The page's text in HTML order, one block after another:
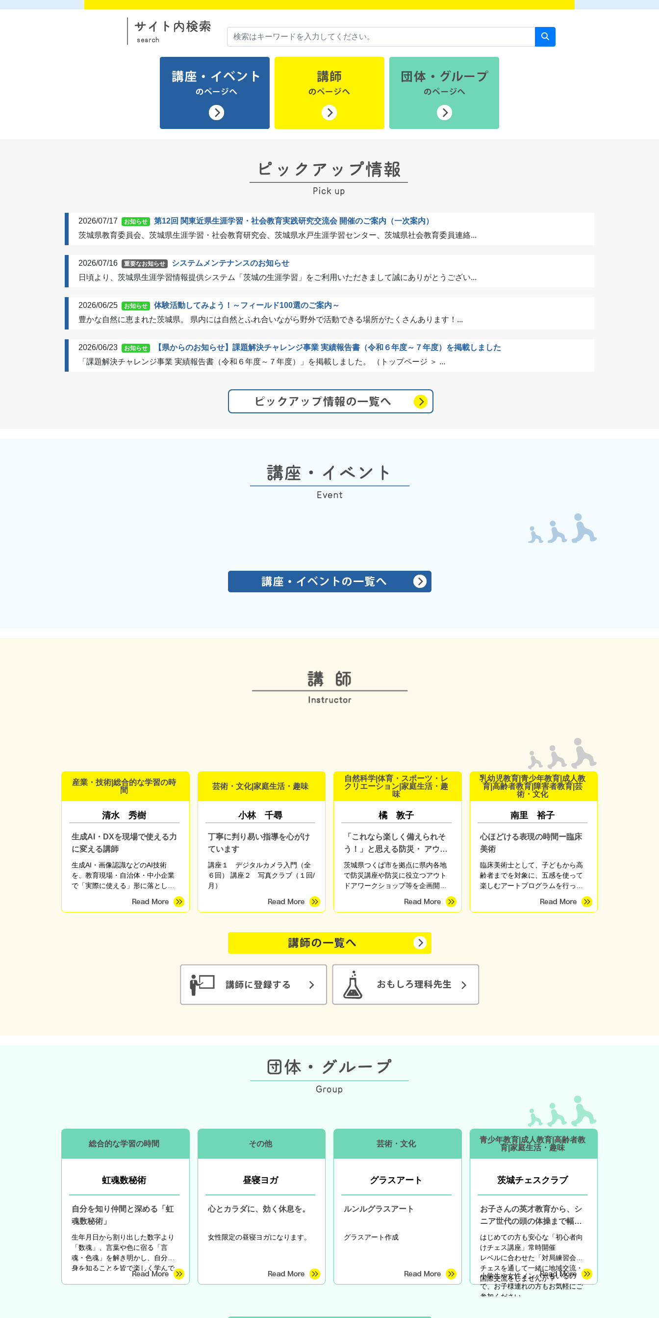
2026/07/17 お知らせ
第12回 関東近県生涯学習・社会教育実践研究交流会 開催のご案内（一次案内）
茨城県教育委員会、茨城県生涯学習・社会教育研究会、茨城県水戸生涯学習センター、茨城県社会教育委員連絡...
2026/07/16 重要なお知らせ
システムメンテナンスのお知らせ
日頃より、茨城県生涯学習情報提供システム「茨城の生涯学習」をご利用いただきまして誠にありがとうござい...
2026/06/25 お知らせ
体験活動してみよう！～フィールド100選のご案内～
豊かな自然に恵まれた茨城県。 県内には自然とふれ合いながら野外で活動できる場所がたくさんあります！...
2026/06/23 お知らせ
【県からのお知らせ】課題解決チャレンジ事業 実績報告書（令和６年度～７年度）を掲載しました
「課題解決チャレンジ事業 実績報告書（令和６年度～７年度）」を掲載しました。 （トップページ ＞ ...
産業・技術|総合的な学習の時
間
清水 秀樹
生成AI・DXを現場で使える力
に変える講師
生成AI・画像認識などのAI技術
を、教育現場・自治体・中小企業
で「実際に使える」形に落とし込
む実践講師。高校でのAI・DX授業
や教職員研修、自治体のDX支援、
芸術・文化|家庭生活・趣味
小林 千尋
丁寧に判り易い指導を心がけ
ています
講座１ デジタルカメラ入門（全
６回） 講座２ 写真クラブ（１回/
月）
自然科学|体育・スポーツ・レ
クリエーション|家庭生活・趣
味
橘 敦子
「これなら楽しく備えられそ
う！」と思える防災・ アウト
ドア体験を
茨城県つくば市を拠点に県内各地
で防災講座や防災に役立つアウト
ドアワークショップ等を企画開催
しています。 「これを備えておき
ましょう」「こういうときはこう
最適な備えや行動」を自分で考え
られるようになるための知識や技
れそう」 「備えてる方だと思った
けど盲点に気づくことができた」
「やっと自分がまず何をしたらい
乳幼児教育|青少年教育|成人教
育|高齢者教育|障害者教育|芸
術・文化
南里 裕子
心ほどける表現の時間ー臨床
美術
臨床美術士として、子どもから高
齢者までを対象に、五感を使って
楽しむアートプログラムを行って
います。絵や造形の上手・下手を
問わず、一人ひとりの表現を大切
総合的な学習の時間
虹魂数秘術
自分を知り仲間と深める「虹
魂数秘術」
生年月日から割り出した数字より
「数魂」、言葉や色に宿る「言
魂・色魂」を解き明かし、自分自
身を知ることを皆で楽しく学んで
その他
昼寝ヨガ
心とカラダに、効く休息を。
女性限定の昼寝ヨガになります。
芸術・文化
グラスアート
ルンルグラスアート
グラスアート作成
青少年教育|成人教育|高齢者教
育|家庭生活・趣味
茨城チェスクラブ
お子さんの英才教育から、シ
ニア世代の頭の体操まで幅広
くサポート
はじめての方も安心な 「初心者向
けチェス講座」常時開催
レベルに合わせた「対局練習会」
チェスを通して一緒に地域交流・
国際交流をしませんか？
小学生や女性メンバーもいるの
で、お子様連れの方もお気軽にご
参加ください。